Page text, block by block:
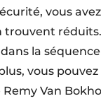
vous
trouvent
la
vous
Van